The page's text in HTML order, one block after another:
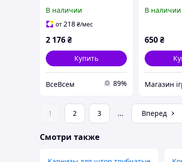
вікна, висувний карниз
67-307 см (діаметр 16
білий
В наличии
от218₴/мес
2 176₴
Купить
ВсеВсем 89%
сборный
В наличии
650₴
1 2 3 ... Вперед
Смотри также